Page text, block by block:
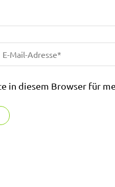
in diesem Browser für